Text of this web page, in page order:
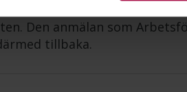
överenskommelse med it-
Den anmälan som
tillbaka.